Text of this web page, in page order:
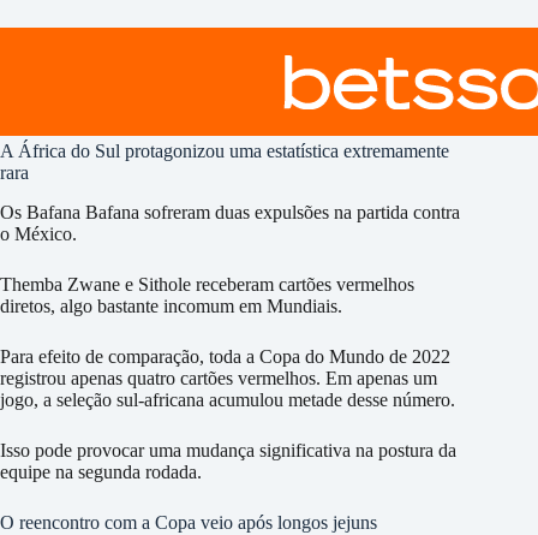
A África do Sul protagonizou uma estatística extremamente
rara
Os Bafana Bafana sofreram duas expulsões na partida contra
o México.
Themba Zwane e Sithole receberam cartões vermelhos
diretos, algo bastante incomum em Mundiais.
Para efeito de comparação, toda a Copa do Mundo de 2022
registrou apenas quatro cartões vermelhos. Em apenas um
jogo, a seleção sul-africana acumulou metade desse número.
Isso pode provocar uma mudança significativa na postura da
equipe na segunda rodada.
O reencontro com a Copa veio após longos jejuns